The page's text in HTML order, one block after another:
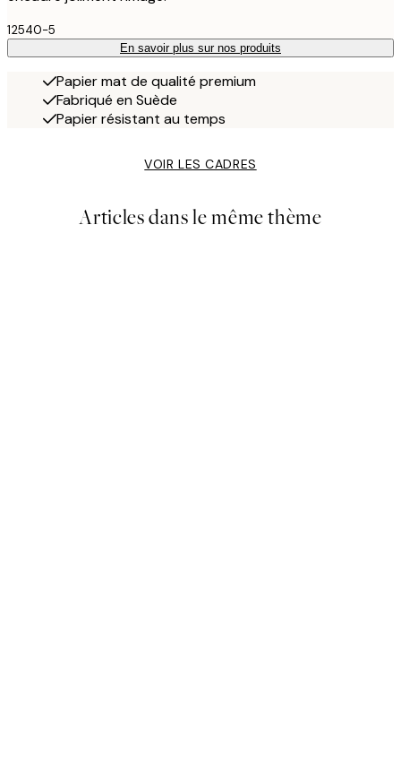
12540-5
En savoir plus sur nos produits
Papier mat de qualité premium
Fabriqué en Suède
Papier résistant au temps
VOIR LES CADRES
Articles dans le même thème